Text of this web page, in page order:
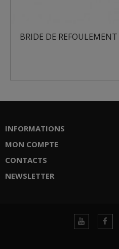
BRIDE DE REFOULEMENT
INFORMATIONS
MON COMPTE
CONTACTS
NEWSLETTER